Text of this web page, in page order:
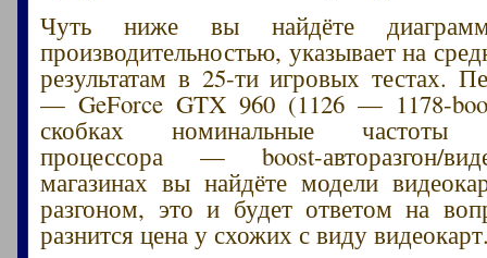
Чуть ниже вы найдёте
производительностью, указывает на
результатам в 25-ти игровых тестах.
— GeForce GTX 960 (1126 — 1178-
скобках номинальные частоты
процессора — boost-авторазгон/
магазинах вы найдёте модели
разгоном, это и будет ответом на
разнится цена у схожих с виду